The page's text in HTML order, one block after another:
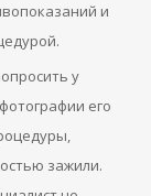
и
у
его
зажили.